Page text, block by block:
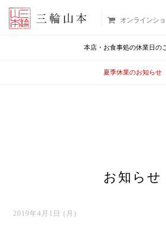
オンラインシ
本店・お食事処の休業日の
夏季休業のお知らせ
お知らせ
2019年4月1日 (月)